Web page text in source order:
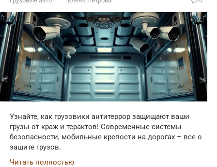
Узнайте, как грузовики антитеррор защищают ваши
грузы от краж и терактов! Современные системы
безопасности, мобильные крепости на дорогах – все о
защите грузов.
Читать полностью